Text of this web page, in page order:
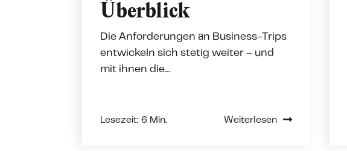
Überblick
Die Anforderungen an Business-Trips
entwickeln sich stetig weiter – und
mit ihnen die...
Lesezeit: 6 Min. Weiterlesen